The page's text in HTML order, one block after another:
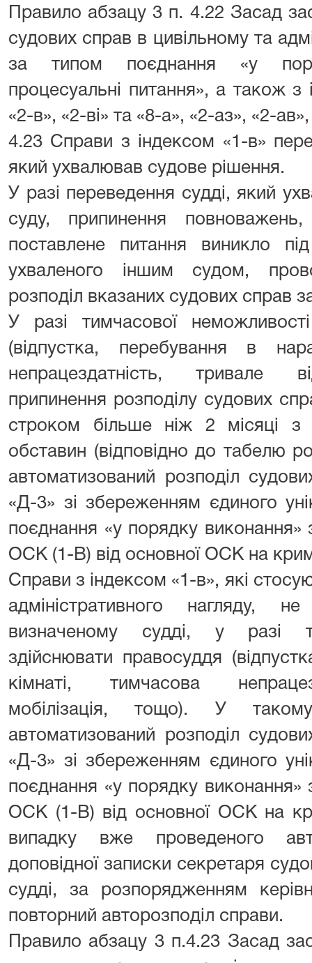
Правило абзацу 3 п. 4.22 Засад
судових справ в цивільному та
за типом поєднання «у
процесуальні питання», а також з
«2-в», «2-ві» та «8-а», «2-аз», «2-ав»,
4.23 Справи з індексом «1-в»
який ухвалював судове рішення.
У разі переведення судді, який
суду, припинення
поставлене питання виникло
ухваленого іншим судом,
розподіл вказаних судових справ
У разі тимчасової
(відпустка, перебування в
непрацездатність, тривале
припинення розподілу судових
строком більше ніж 2 місяці з
обставин (відповідно до табелю
автоматизований розподіл
«Д-3» зі збереженням єдиного
поєднання «у порядку
ОСК (1-В) від основної ОСК на
Справи з індексом «1-в», які
адміністративного нагляду,
визначеному судді, у разі
здійснювати правосуддя
кімнаті, тимчасова
мобілізація, тощо). У
автоматизований розподіл
«Д-3» зі збереженням єдиного
поєднання «у порядку
ОСК (1-В) від основної ОСК на
випадку вже проведеного
доповідної записки секретаря
судді, за розпорядженням
повторний авторозподіл справи.
Правило абзацу 3 п.4.23 Засад